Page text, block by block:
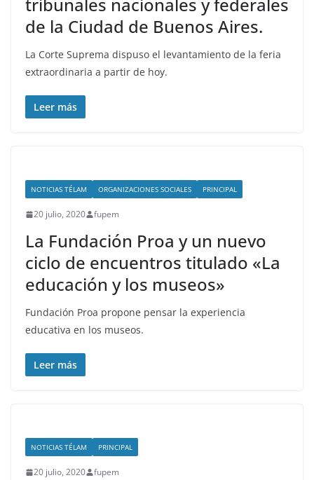
tribunales nacionales y federales
de la Ciudad de Buenos Aires.
La Corte Suprema dispuso el levantamiento de la feria
extraordinaria a partir de hoy.
Leer más
NOTICIAS TÉLAM ORGANIZACIONES SOCIALES PRINCIPAL
20 julio, 2020 fupem
La Fundación Proa y un nuevo
ciclo de encuentros titulado «La
educación y los museos»
Fundación Proa propone pensar la experiencia
educativa en los museos.
Leer más
NOTICIAS TÉLAM PRINCIPAL
20 julio, 2020 fupem